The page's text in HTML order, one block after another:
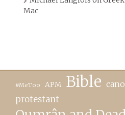
Mac
#MeToo APM Bible
protestant